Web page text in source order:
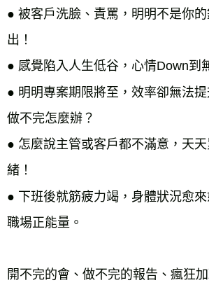
● 被客戶洗臉、責罵，明明不是你
出！
● 感覺陷入人生低谷，心情Down到
● 明明專案期限將至，效率卻無法
做不完怎麼辦？
● 怎麼說主管或客戶都不滿意，天
緒！
● 下班後就筋疲力竭，身體狀況愈
開不完的會、做不完的報告、瘋狂